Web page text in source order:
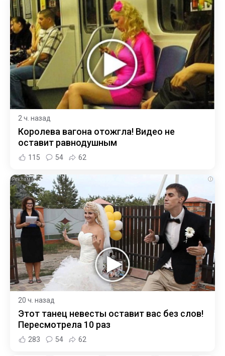
2 ч. назад
Королева вагона отожгла! Видео не
оставит равнодушным
115 54 62
i
20 ч. назад
Этот танец невесты оставит вас без слов!
Пересмотрела 10 раз
283 54 62